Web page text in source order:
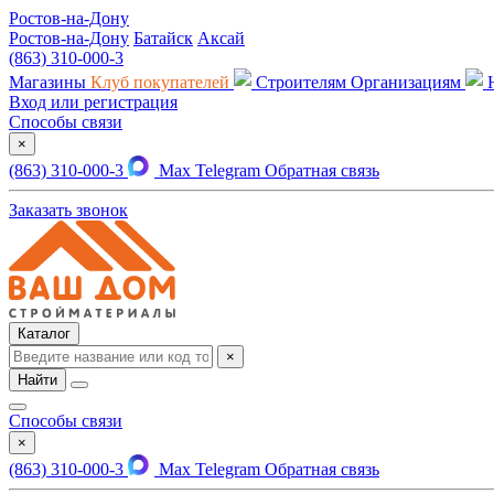
Ростов-на-Дону
Ростов-на-Дону Батайск Аксай
(863) 310-000-3
Магазины Клуб покупателей Строителям Организациям
Вход или регистрация
Способы связи
×
(863) 310-000-3 Max Telegram Обратная связь
Заказать звонок
Каталог
×
Найти
Способы связи
×
(863) 310-000-3 Max Telegram Обратная связь